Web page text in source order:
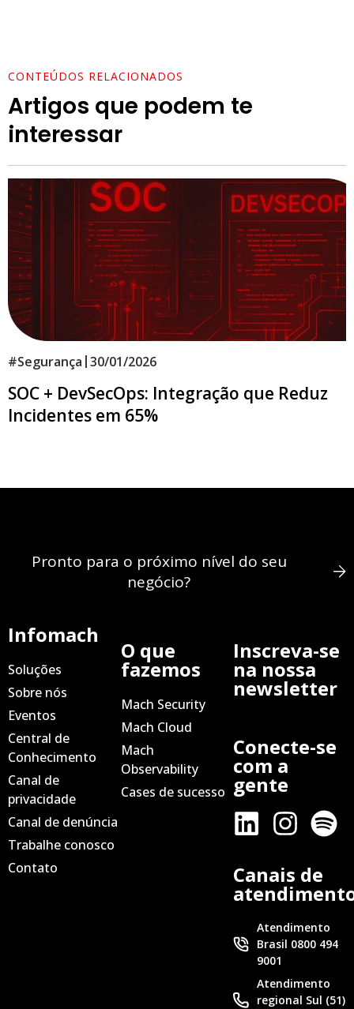
CONTEÚDOS RELACIONADOS
Artigos que podem te
interessar
#Segurança |30/01/2026
SOC + DevSecOps: Integração que Reduz
Incidentes em 65%
Pronto para o próximo nível do seu
negócio?
Infomach
Soluções
Sobre nós
Eventos
Central de
Conhecimento
Canal de
privacidade
Canal de denúncia
Trabalhe conosco
Contato
O que
fazemos
Mach Security
Mach Cloud
Mach
Observability
Cases de sucesso
Inscreva-se
na nossa
newsletter
Conecte-se
com a
gente
Canais de
Atendimento
Brasil 0800 494
9001
Atendimento
regional Sul (51)